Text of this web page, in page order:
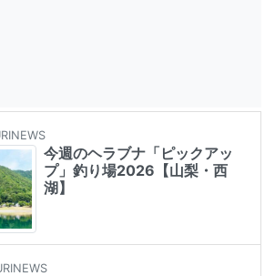
今週のヘラブナ「ピックアッ
プ」釣り場2026【山梨・西
湖】